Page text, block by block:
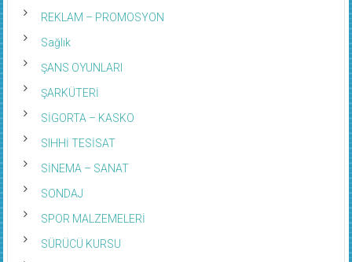
REKLAM – PROMOSYON
Sağlık
ŞANS OYUNLARI
ŞARKÜTERİ
SİGORTA – KASKO
SIHHİ TESİSAT
SİNEMA – SANAT
SONDAJ
SPOR MALZEMELERİ
SÜRÜCÜ KURSU